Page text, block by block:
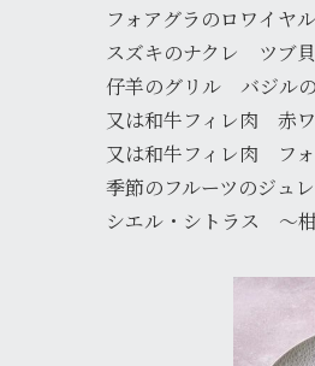
フォアグラのロワイヤ
スズキのナクレ ツブ
仔羊のグリル バジル
又は和牛フィレ肉 赤ワ
又は和牛フィレ肉 フ
季節のフルーツのジュレ
シエル・シトラス ～